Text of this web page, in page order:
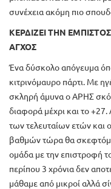
συνέχεια ακόμη πιο
ΚΕΡΔΙΖΕΙ ΤΗΝ
ΑΓΧΟΣ
Ένα δύσκολο απόγευμα
κιτρινόμαυρο πάρτι. Με
σκληρή άμυνα ο ΑΡΗΣ
διαφορά μέχρι και το
των τελευταίων ετών και
βαθμών τώρα θα
ομάδα με την επιστροφή
περίπου 3 χρόνια δεν
μάθαμε από μικροί αλλά